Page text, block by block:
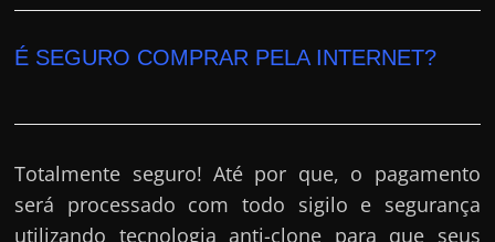
É SEGURO COMPRAR PELA INTERNET?
Totalmente seguro! Até por que, o pagamento
será processado com todo sigilo e segurança
utilizando tecnologia anti-clone para que seus